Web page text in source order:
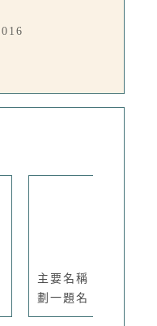
主要名稱：孩子的話
劃一題名：...